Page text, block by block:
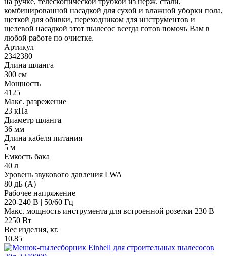
комбинированной насадкой для сухой и влажной уборки пола,
щеткой для обивки, переходником для инструментов и
щелевой насадкой этот пылесос всегда готов помочь Вам в
любой работе по очистке.
Артикул
2342380
Длина шланга
300 см
Мощность
4125
Макс. разрежение
23 кПа
Диаметр шланга
36 мм
Длина кабеля питания
5 м
Емкость бака
40 л
Уровень звукового давления LWA
80 дБ (A)
Рабочее напряжение
220-240 В | 50/60 Гц
Макс. мощность инструмента для встроенной розетки 230 В
2250 Вт
Вес изделия, кг.
10.85